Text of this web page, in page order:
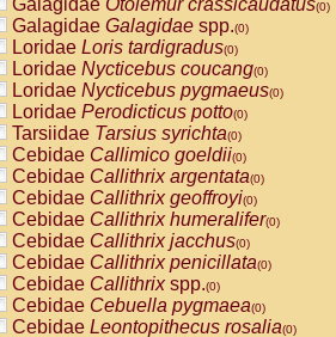
Galagidae Otolemur crassicaudatus(0)
Galagidae Galagidae spp.(0)
Loridae Loris tardigradus(0)
Loridae Nycticebus coucang(0)
Loridae Nycticebus pygmaeus(0)
Loridae Perodicticus potto(0)
Tarsiidae Tarsius syrichta(0)
Cebidae Callimico goeldii(0)
Cebidae Callithrix argentata(0)
Cebidae Callithrix geoffroyi(0)
Cebidae Callithrix humeralifer(0)
Cebidae Callithrix jacchus(0)
Cebidae Callithrix penicillata(0)
Cebidae Callithrixspp.(0)
Cebidae Cebuella pygmaea(0)
Cebidae Leontopithecus rosalia(0)